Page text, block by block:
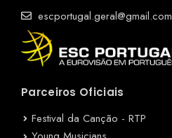
escportugal.geral@gmail.com
Parceiros Oficiais
Festival da Canção - RTP